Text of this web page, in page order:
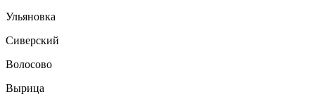
Ульяновка
Сиверский
Волосово
Вырица